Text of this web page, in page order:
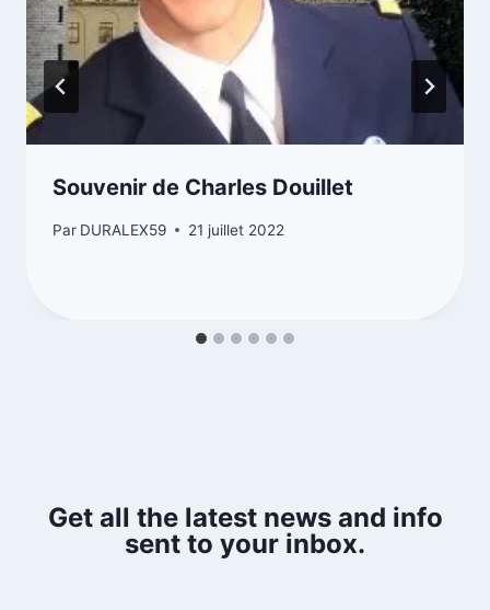
Souvenir de Charles Douillet
Par DURALEX59 21 juillet 2022
Get all the latest news and info
sent to your inbox.